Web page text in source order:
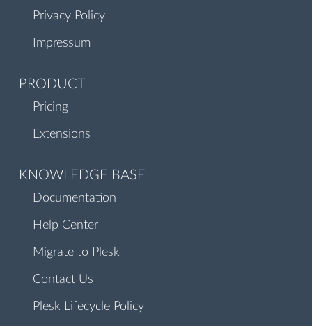
Privacy Policy
Impressum
PRODUCT
Pricing
Extensions
KNOWLEDGE BASE
Documentation
Help Center
Migrate to Plesk
Contact Us
Plesk Lifecycle Policy